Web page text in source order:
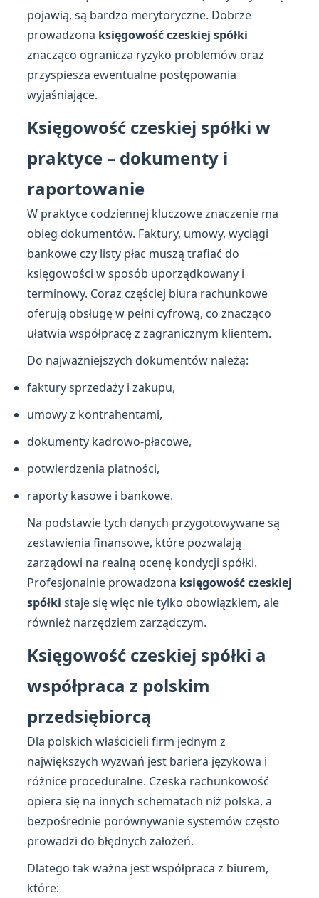
pojawią, są bardzo merytoryczne. Dobrze
prowadzona księgowość czeskiej spółki
znacząco ogranicza ryzyko problemów oraz
przyspiesza ewentualne postępowania
wyjaśniające.
Księgowość czeskiej spółki w
praktyce – dokumenty i
raportowanie
W praktyce codziennej kluczowe znaczenie ma
obieg dokumentów. Faktury, umowy, wyciągi
bankowe czy listy płac muszą trafiać do
księgowości w sposób uporządkowany i
terminowy. Coraz częściej biura rachunkowe
oferują obsługę w pełni cyfrową, co znacząco
ułatwia współpracę z zagranicznym klientem.
Do najważniejszych dokumentów należą:
faktury sprzedaży i zakupu,
umowy z kontrahentami,
dokumenty kadrowo-płacowe,
potwierdzenia płatności,
raporty kasowe i bankowe.
Na podstawie tych danych przygotowywane są
zestawienia finansowe, które pozwalają
zarządowi na realną ocenę kondycji spółki.
Profesjonalnie prowadzona księgowość czeskiej
spółki staje się więc nie tylko obowiązkiem, ale
również narzędziem zarządczym.
Księgowość czeskiej spółki a
współpraca z polskim
przedsiębiorcą
Dla polskich właścicieli firm jednym z
największych wyzwań jest bariera językowa i
różnice proceduralne. Czeska rachunkowość
opiera się na innych schematach niż polska, a
bezpośrednie porównywanie systemów często
prowadzi do błędnych założeń.
Dlatego tak ważna jest współpraca z biurem,
które: